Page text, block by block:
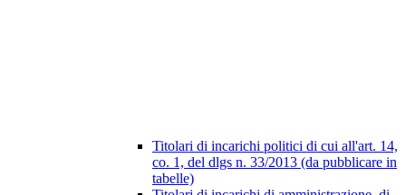
Titolari di incarichi politici di cui all'art. 14,
co. 1, del dlgs n. 33/2013 (da pubblicare in
tabelle)